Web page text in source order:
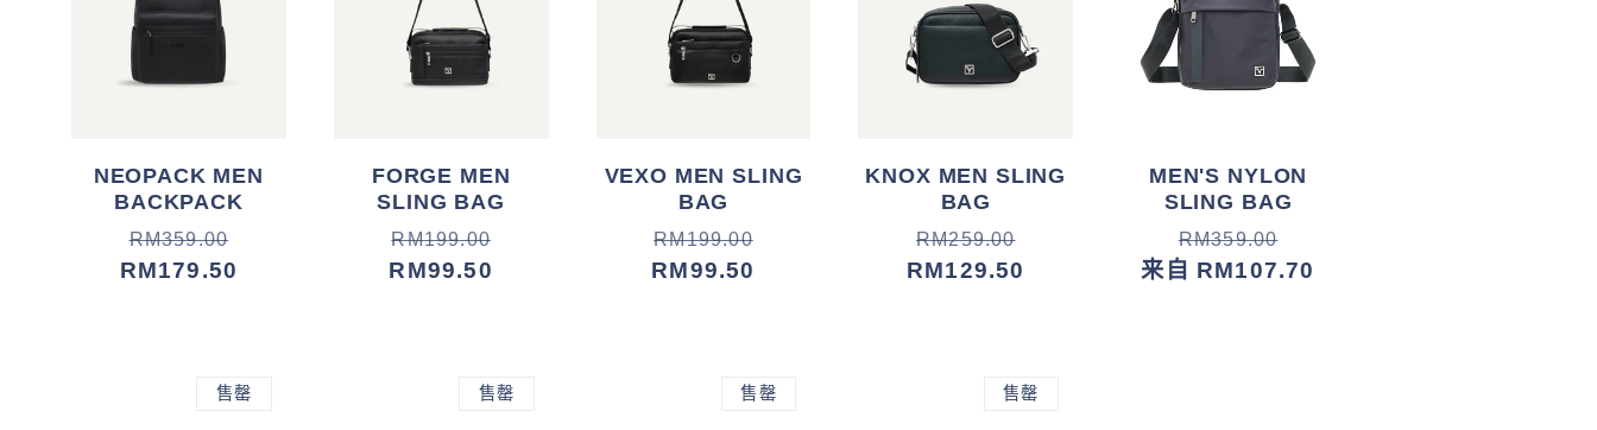
NEOPACK MEN
BACKPACK
常
规
RM359.00
促
销
RM179.50
FORGE MEN
SLING BAG
常
规
RM199.00
促
销
RM99.50
VEXO MEN SLING
BAG
常
规
RM199.00
促
销
RM99.50
KNOX MEN SLING
BAG
常
规
RM259.00
促
销
RM129.50
MEN'S NYLON
SLING BAG
规
RM359.00
销
来自 RM107.70
售罄 售罄 售罄 售罄